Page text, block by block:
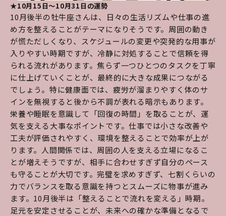
★10月15日～10月31日の運勢
10月後半の牡牛座さんは、日々の生活リズムや仕事の進
め方を整えることがテーマになりそうです。周囲の動き
が慌ただしくなり、スケジュールの変更や突発的な用事が
入りやすい時期ですが、冷静に対処することで信頼を得
られる流れがあります。焦らず一つひとつのタスクを丁寧
に仕上げていくことが、最終的に大きな成果につながる
でしょう。特に健康面では、疲労が溜まりやすく体のサ
インを無視すると後から不調が表れる暗示もあります。
栄養や睡眠を意識して「回復の時間」を取ることが、運
気を支える大事なポイントです。仕事では小さな改善や
工夫が評価されやすく、環境を整えることで効率が上が
ります。人間関係では、周囲の人を支える立場になるこ
とが増えそうですが、相手に合わせすぎず自分のペース
も守ることが大切です。完璧を求めすぎず、七割くらいの
力でバランスを取る意識を持つとスムーズに物事が進み
ます。10月後半は「整えることで流れを変える」時期。
足元を安定させることが、未来への確かな準備となるで